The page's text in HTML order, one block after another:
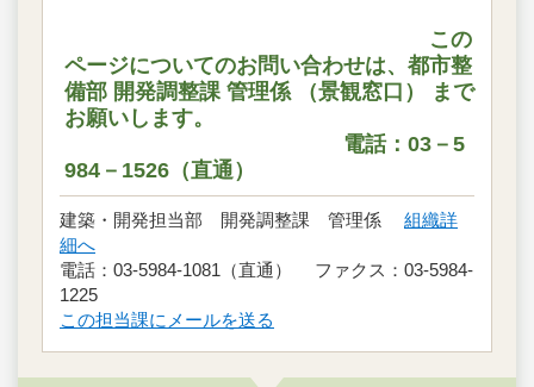
この
ページについてのお問い合わせは、都市整
備部 開発調整課 管理係 （景観窓口） まで
お願いします。
電話：03－5
984－1526（直通）
建築・開発担当部 開発調整課 管理係 組織詳
細へ
電話：03-5984-1081（直通） ファクス：03-5984-
1225
この担当課にメールを送る